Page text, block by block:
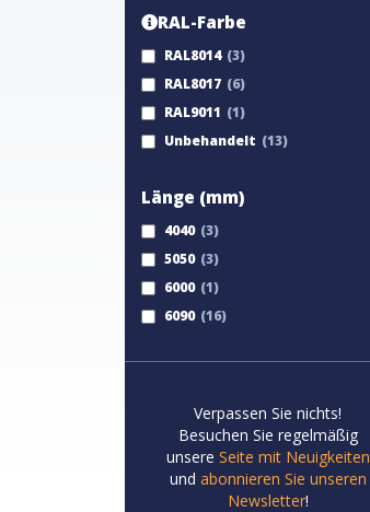
RAL-Farbe
RAL8014
RAL8017
RAL9011
Unbehandelt
Länge (mm)
4040
5050
6000
6090
Verpassen Sie nichts!
Besuchen Sie regelmäßig
unsere Seite mit Neuigkeiten
und abonnieren Sie unseren
Newsletter!